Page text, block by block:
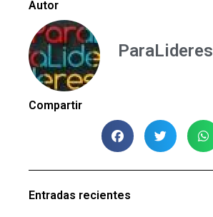
Autor
ParaLideres
Compartir
Entradas recientes